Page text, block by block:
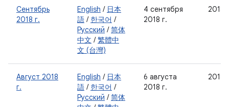
Сентябрь
2018 г.
English / 日本
語 / 한국어 /
Русский /简体
中文 /繁體中
文 (台灣)
4 сентября
2018 г.
Август 2018
г.
English / 日本
語 / 한국어 /
Русский /简体
6 августа
2018 г.